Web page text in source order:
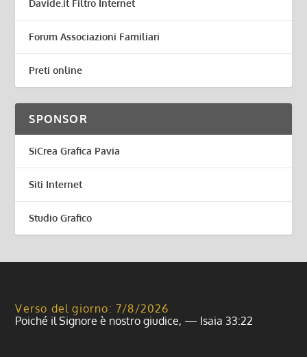
Davide.it Filtro Internet
Forum Associazioni Familiari
Preti online
SPONSOR
SiCrea Grafica Pavia
Siti Internet
Studio Grafico
Verso del giorno: 7/8/2026
Poiché il Signore è nostro giudice, — Isaia 33:22